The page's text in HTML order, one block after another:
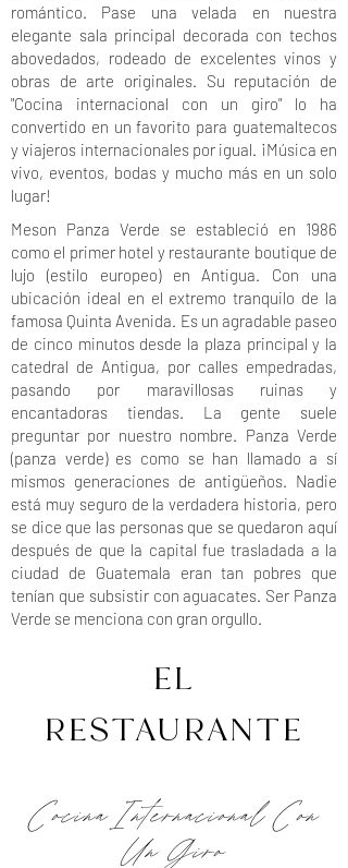
romántico. Pase una velada en nuestra
elegante sala principal decorada con techos
abovedados, rodeado de excelentes vinos y
obras de arte originales. Su reputación de
"Cocina internacional con un giro" lo ha
convertido en un favorito para guatemaltecos
y viajeros internacionales por igual. ¡Música en
vivo, eventos, bodas y mucho más en un solo
lugar!
Meson Panza Verde se estableció en 1986
como el primer hotel y restaurante boutique de
lujo (estilo europeo) en Antigua. Con una
ubicación ideal en el extremo tranquilo de la
famosa Quinta Avenida. Es un agradable paseo
de cinco minutos desde la plaza principal y la
catedral de Antigua, por calles empedradas,
pasando por maravillosas ruinas y
encantadoras tiendas. La gente suele
preguntar por nuestro nombre. Panza Verde
(panza verde) es como se han llamado a sí
mismos generaciones de antigüeños. Nadie
está muy seguro de la verdadera historia, pero
se dice que las personas que se quedaron aquí
después de que la capital fue trasladada a la
ciudad de Guatemala eran tan pobres que
tenían que subsistir con aguacates. Ser Panza
Verde se menciona con gran orgullo.
EL
RESTAURANTE
Cocina Internacional Con
Un Giro